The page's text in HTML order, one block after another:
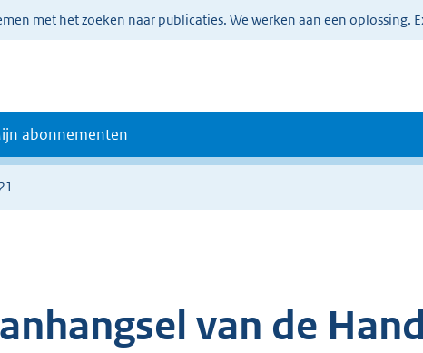
met het zoeken naar publicaties. We werken aan een oplossing.
abonnementen
van de